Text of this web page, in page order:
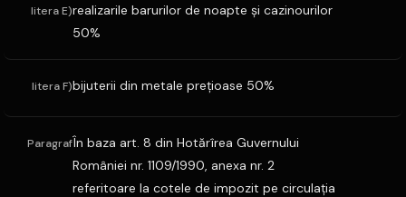
litera E)realizarile barurilor de noapte şi cazinourilor
50%
litera F)bijuterii din metale preţioase 50%
ParagrafÎn baza art. 8 din Hotărîrea Guvernului
României nr. 1109/1990, anexa nr. 2
referitoare la cotele de impozit pe circulaţia